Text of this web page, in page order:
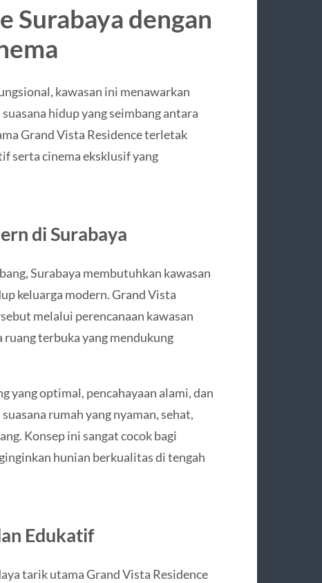
Surabaya dengan
kawasan ini menawarkan
hidup yang seimbang antara
Grand Vista Residence terletak
serta cinema eksklusif yang
di Surabaya
Surabaya membutuhkan kawasan
keluarga modern. Grand Vista
melalui perencanaan kawasan
terbuka yang mendukung
yang optimal, pencahayaan alami, dan
rumah yang nyaman, sehat,
Konsep ini sangat cocok bagi
hunian berkualitas di tengah
Edukatif
tarik utama Grand Vista Residence